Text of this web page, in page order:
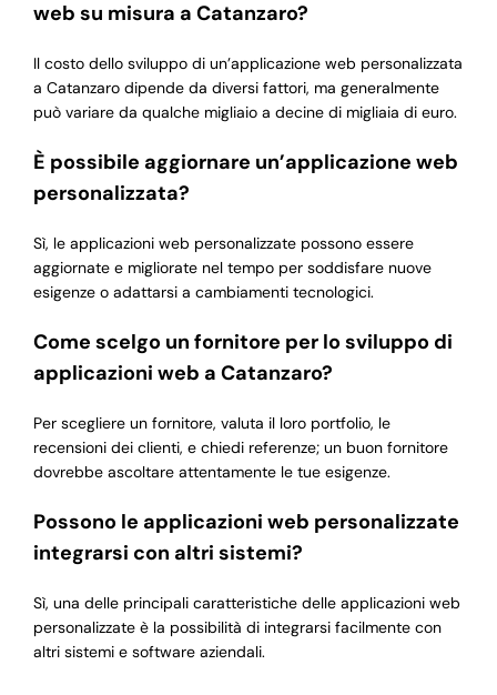
web su misura a Catanzaro?
Il costo dello sviluppo di un’applicazione web personalizzata
a Catanzaro dipende da diversi fattori, ma generalmente
può variare da qualche migliaio a decine di migliaia di euro.
È possibile aggiornare un’applicazione web
personalizzata?
Sì, le applicazioni web personalizzate possono essere
aggiornate e migliorate nel tempo per soddisfare nuove
esigenze o adattarsi a cambiamenti tecnologici.
Come scelgo un fornitore per lo sviluppo di
applicazioni web a Catanzaro?
Per scegliere un fornitore, valuta il loro portfolio, le
recensioni dei clienti, e chiedi referenze; un buon fornitore
dovrebbe ascoltare attentamente le tue esigenze.
Possono le applicazioni web personalizzate
integrarsi con altri sistemi?
Sì, una delle principali caratteristiche delle applicazioni web
personalizzate è la possibilità di integrarsi facilmente con
altri sistemi e software aziendali.